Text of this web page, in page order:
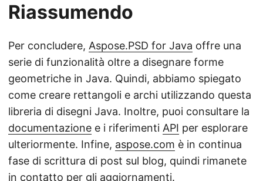
Riassumendo
Per concludere, Aspose.PSD for Java offre una
serie di funzionalità oltre a disegnare forme
geometriche in Java. Quindi, abbiamo spiegato
come creare rettangoli e archi utilizzando questa
libreria di disegni Java. Inoltre, puoi consultare la
documentazione e i riferimenti API per esplorare
ulteriormente. Infine, aspose.com è in continua
fase di scrittura di post sul blog, quindi rimanete
in contatto per gli aggiornamenti.